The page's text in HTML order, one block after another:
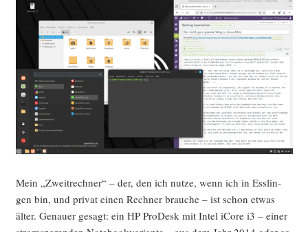
Mein „Zweit­rech­ner“ – der, den ich nut­ze, wenn ich in Ess­lin­
gen bin, und pri­vat einen Rech­ner brau­che – ist schon etwas
älter. Genau­er gesagt: ein HP Pro­Desk mit Intel iCo­re i3 – einer